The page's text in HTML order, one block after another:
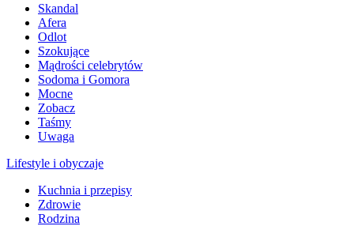
Skandal
Afera
Odlot
Szokujące
Mądrości celebrytów
Sodoma i Gomora
Mocne
Zobacz
Taśmy
Uwaga
Lifestyle i obyczaje
Kuchnia i przepisy
Zdrowie
Rodzina